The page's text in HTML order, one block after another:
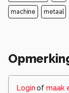
machine metaal
Loginof maak